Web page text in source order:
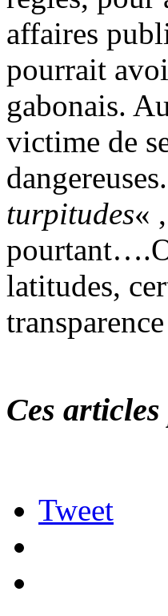
affaires
pourrait
gabonais.
victime de
turpitudes«
latitudes,
Ces
Tweet